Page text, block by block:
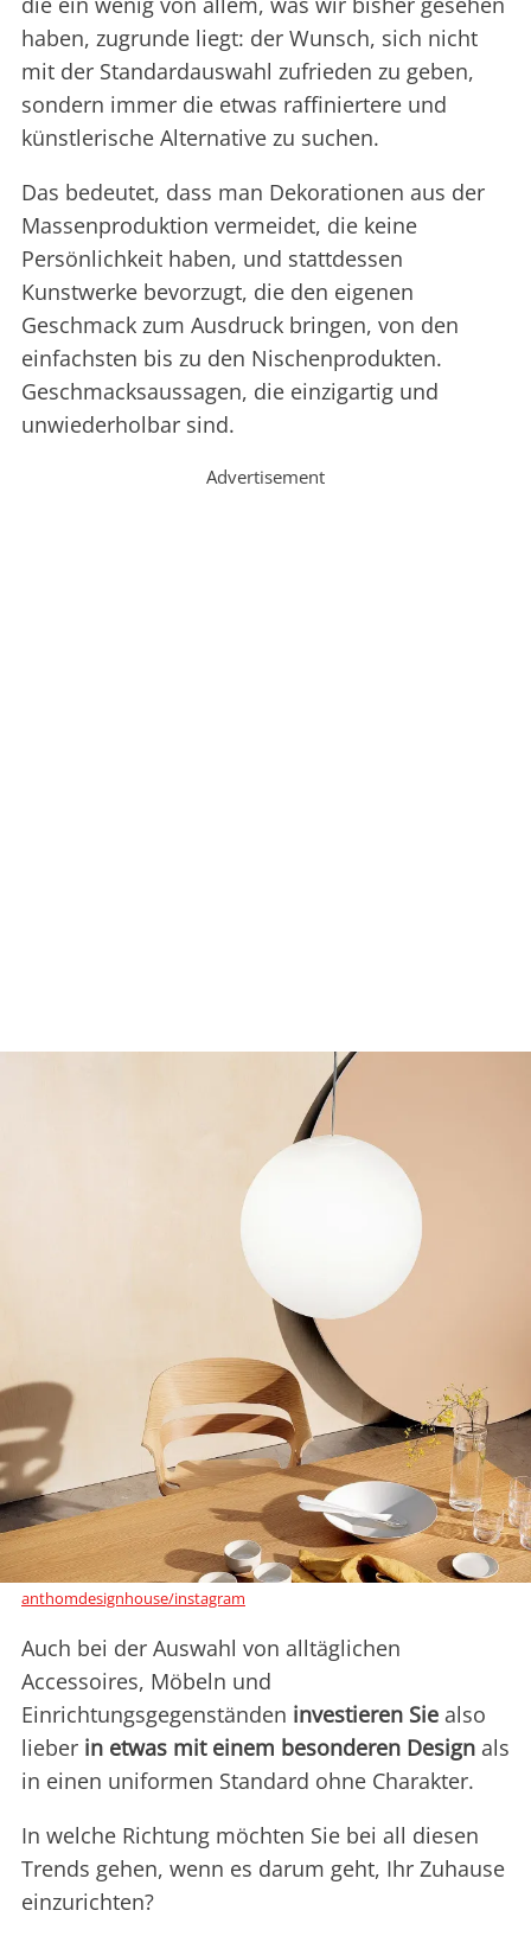
haben, zugrunde liegt: der Wunsch, sich nicht
mit der Standardauswahl zufrieden zu geben,
sondern immer die etwas raffiniertere und
künstlerische Alternative zu suchen.
Das bedeutet, dass man Dekorationen aus der
Massenproduktion vermeidet, die keine
Persönlichkeit haben, und stattdessen
Kunstwerke bevorzugt, die den eigenen
Geschmack zum Ausdruck bringen, von den
einfachsten bis zu den Nischenprodukten.
Geschmacksaussagen, die einzigartig und
unwiederholbar sind.
Advertisement
anthomdesignhouse/instagram
Auch bei der Auswahl von alltäglichen
Accessoires, Möbeln und
Einrichtungsgegenständen investieren Sie also
lieber in etwas mit einem besonderen Design als
in einen uniformen Standard ohne Charakter.
In welche Richtung möchten Sie bei all diesen
Trends gehen, wenn es darum geht, Ihr Zuhause
einzurichten?